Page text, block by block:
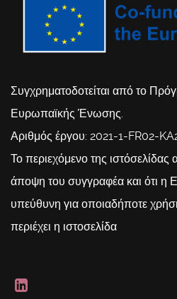
Συγχρηματοδοτείται από το
Ευρωπαϊκής Ένωσης.
Αριθμός έργου: 2021-1-FR02-
Το περιεχόμενο της ιστόσελίδας
άποψη του συγγραφέα και ότι η
υπεύθυνη για οποιαδήποτε
περιέχει η ιστοσελίδα